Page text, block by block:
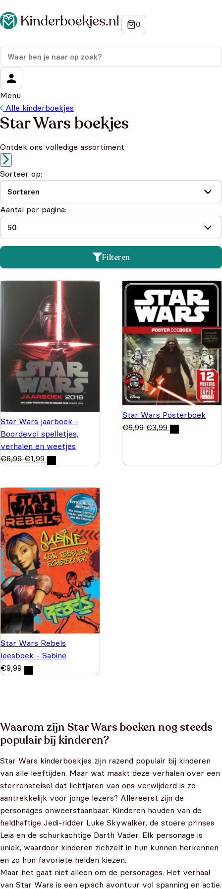
Menu
Alle kinderboekjes
Star Wars boekjes
Ontdek ons volledige assortiment
Sorteer op:
Aantal per pagina:
Filteren
Star Wars jaarboek -
Boordevol spelletjes,
verhalen en weetjes
€6,99 €1,99
Star Wars Posterboek
€6,99 €3,99
Star Wars Rebels
leesboek - Sabine
€9,99
Waarom zijn Star Wars boeken nog steeds
populair bij kinderen?
Star Wars kinderboekjes zijn razend populair bij kinderen
van alle leeftijden. Maar wat maakt deze verhalen over een
sterrenstelsel dat lichtjaren van ons verwijderd is zo
aantrekkelijk voor jonge lezers? Allereerst zijn de
personages onweerstaanbaar. Kinderen houden van de
heldhaftige Jedi-ridder Luke Skywalker, de stoere prinses
Leia en de schurkachtige Darth Vader. Elk personage is
uniek, waardoor kinderen zichzelf in hun kunnen herkennen
en zo hun favoriete helden kiezen.
Maar het gaat niet alleen om de personages. Het verhaal
van Star Wars is een episch avontuur vol spanning en actie.